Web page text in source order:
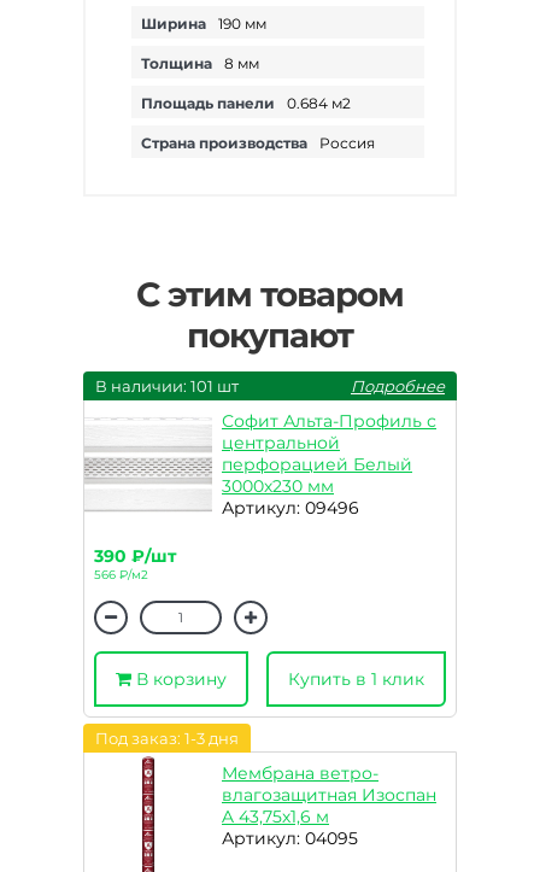
Ширина 190 мм
Толщина 8 мм
Площадь панели 0.684 м2
Страна производства Россия
С этим товаром
покупают
В наличии: 101 шт Подробнее
Софит Альта-Профиль с
центральной
перфорацией Белый
3000х230 мм
Артикул: 09496
390 ₽/шт
566 ₽/м2
В корзину Купить в 1 клик
Под заказ: 1-3 дня
Мембрана ветро-
влагозащитная Изоспан
A 43,75х1,6 м
Артикул: 04095